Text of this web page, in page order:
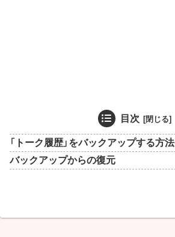
目次
「トーク履歴」をバックアップする方法
バックアップからの復元